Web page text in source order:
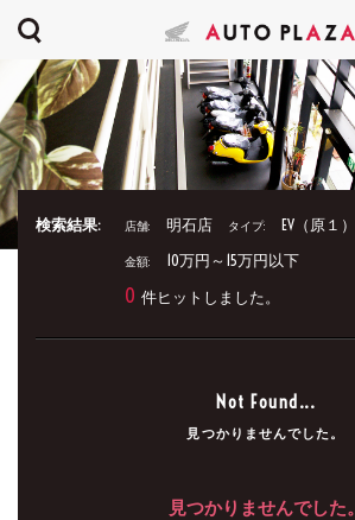
検索結果: 店舗: 明石店 タイプ: EV（原１）
金額: 10万円～15万円以下
0 件ヒットしました。
Not Found...
見つかりませんでした。
見つかりませんでした。